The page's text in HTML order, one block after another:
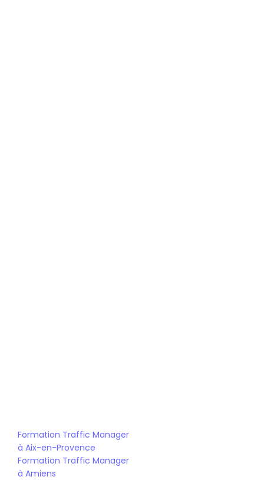
Formation Traffic Manager
à Aix-en-Provence
Formation Traffic Manager
à Amiens